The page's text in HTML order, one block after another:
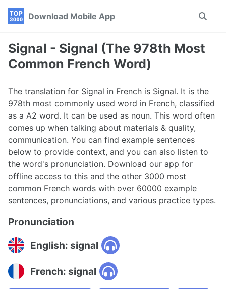
Skip
navigation
Skip
Skip
Download Mobile App
Toggle
Signal - Signal (The 978th Most
Common French Word)
The translation for Signal in French is Signal. It is the
978th most commonly used word in French, classified
as a A2 word. It can be used as noun. This word often
comes up when talking about materials & quality,
communication. You can find example sentences
below to provide context, and you can also listen to
the word's pronunciation. Download our app for
offline access to this and the other 3000 most
common French words with over 60000 example
sentences, pronunciations, and various practice types.
Pronunciation
English: signal
French: signal